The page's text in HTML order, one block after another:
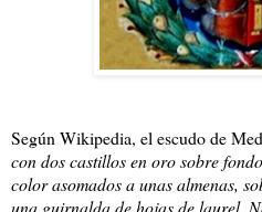
Según Wikipedia, el escudo de
con dos castillos en oro sobre
color asomados a unas almenas,